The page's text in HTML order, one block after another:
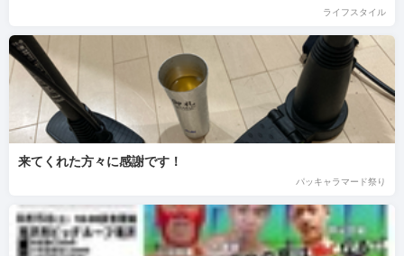
ライフスタイル
来てくれた方々に感謝です！
パッキャラマード祭り